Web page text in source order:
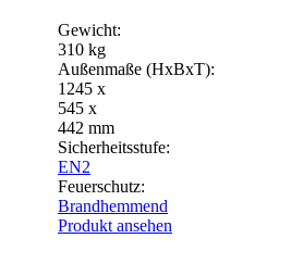
Gewicht:
310 kg
Außenmaße (HxBxT):
1245 x
545 x
442 mm
Sicherheitsstufe:
EN2
Feuerschutz:
Brandhemmend
Produkt ansehen